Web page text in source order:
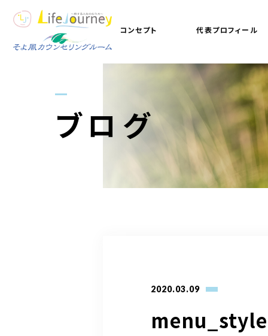
コンセプト 代表プロフィール
ブログ
2020.03.09
menu_style